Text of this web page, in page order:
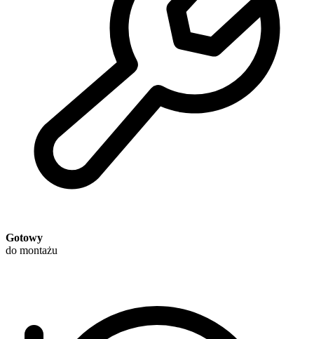
Gotowy
do montażu